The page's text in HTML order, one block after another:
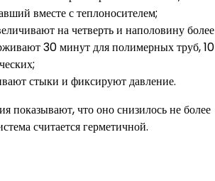
вместе с теплоносителем;
на четверть и наполовину более
30 минут для полимерных труб, 10
стыки и фиксируют давление.
показывают, что оно снизилось не более
считается герметичной.